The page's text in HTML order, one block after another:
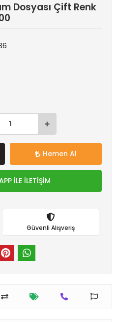
Dosyası Çift Renk
Hemen Al
İLE İLETİŞİM
Güvenli Alışveriş